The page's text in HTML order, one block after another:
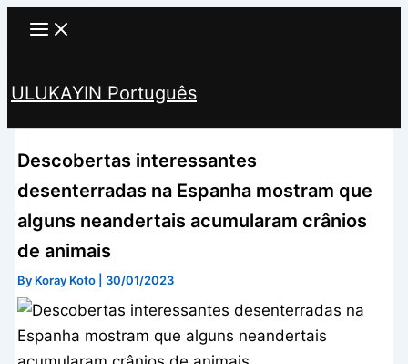
Skip
ULUKAYIN Português
Descobertas interessantes
desenterradas na Espanha mostram que
alguns neandertais acumularam crânios
de animais
By Koray Koto 30/01/2023